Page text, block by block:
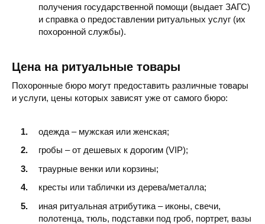
получения государственной помощи (выдает ЗАГС)
и справка о предоставлении ритуальных услуг (их
похоронной службы).
Цена на ритуальные товары
Похоронные бюро могут предоставить различные товары
и услуги, цены которых зависят уже от самого бюро:
одежда – мужская или женская;
гробы – от дешевых к дорогим (VIP);
траурные венки или корзины;
кресты или таблички из дерева/металла;
иная ритуальная атрибутика – иконы, свечи,
полотенца, тюль, подставки под гроб, портрет, вазы